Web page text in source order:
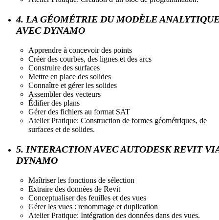
4. LA GÉOMÉTRIE DU MODÈLE
AVEC DYNAMO
Apprendre à concevoir des points
Créer des courbes, des lignes et des arcs
Construire des surfaces
Mettre en place des solides
Connaître et gérer les solides
Assembler des vecteurs
Édifier des plans
Gérer des fichiers au format SAT
Atelier Pratique: Construction de formes géométriques, de
surfaces et de solides.
5. INTERACTION AVEC AUTODESK REVIT
DYNAMO
Maîtriser les fonctions de sélection
Extraire des données de Revit
Conceptualiser des feuilles et des vues
Gérer les vues : renommage et duplication
Atelier Pratique: Intégration des données dans des vues.